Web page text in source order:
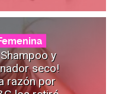
y
seco!
razón por